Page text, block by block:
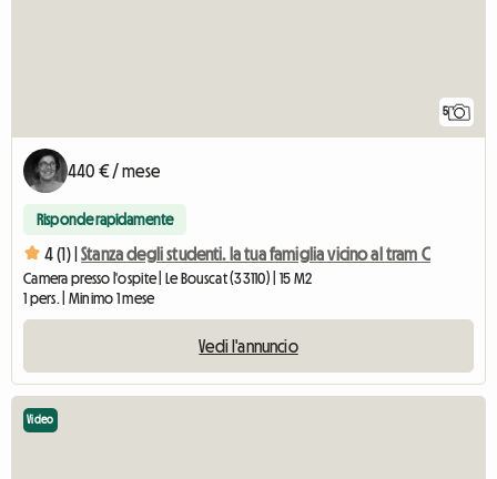
5
440 € / mese
Risponde rapidamente
4 (1) | Stanza degli studenti. la tua famiglia vicino al tram C
Camera presso l'ospite | Le Bouscat (33110) | 15 M2
1 pers. | Minimo 1 mese
Vedi l'annuncio
Video